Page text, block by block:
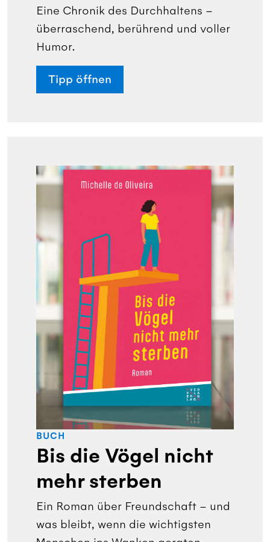
Eine Chronik des Durchhaltens –
überraschend, berührend und voller
Humor.
Tipp öffnen
BUCH
Bis die Vögel nicht
mehr sterben
Ein Roman über Freundschaft – und
was bleibt, wenn die wichtigsten